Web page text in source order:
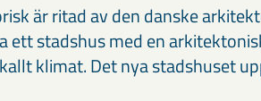
är ritad av den danske
ett stadshus med en
klimat. Det nya stadshuset